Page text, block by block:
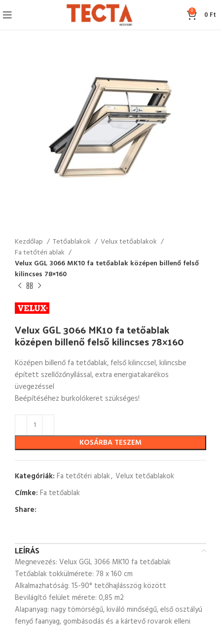
0 0 Ft
Kezdőlap Tetőablakok
Velux tetőablakok
Fa tetőtéri ablak
Velux GGL 3066 MK10 fa tetőablak középen billenő felső
kilincses 78×160
Velux GGL 3066 MK10 fa tetőablak
középen billenő felső kilincses 78×160
Középen billenő fa tetőablak, felső kilinccsel, kilincsbe
épített szellőzőnyílással, extra energiatakarékos
üvegezéssel
Beépítéséhez burkolókeret szükséges!
KOSÁRBA TESZEM
Kategóriák: Fa tetőtéri ablak, Velux tetőablakok
Címke: Fa tetőablak
Share:
LEÍRÁS
Megnevezés: Velux GGL 3066 MK10 fa tetőablak
Tetőablak tokkülmérete: 78 x 160 cm
Alkalmazhatóság: 15-90° tetőhajlásszög között
Bevilágító felület mérete: 0,85 m2
Alapanyag: nagy tömörségű, kiváló minőségű, első osztályú
fenyő faanyag, gombásodás és a kártevő rovarok elleni